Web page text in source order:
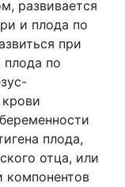
развивается
и плода по
при
по
плода,
отца, или
компонентов